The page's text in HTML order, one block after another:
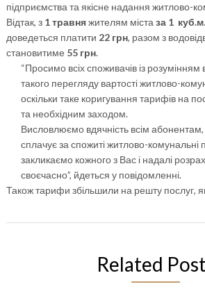
підприємства та якісне надання житлово-
Відтак, з 1 травняжителям міста за 1 куб.м
доведеться платити 22 грн, разом з
становитиме 55 грн.
“Просимо всіх споживачів із розумінням
такого перегляду вартості житлово-
оскільки таке коригування тарифів на
та необхідним заходом.
Висловлюємо вдячність всім абонентам,
сплачує за спожиті житлово-комунальні
закликаємо кожного з Вас і надалі
своєчасно”, йдеться у повідомленні.
Також тарифи збільшили на решту послуг,
Related